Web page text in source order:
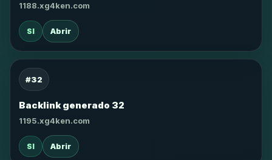
1188.xg4ken.com
SI Abrir
#32
Backlink generado 32
1195.xg4ken.com
SI Abrir